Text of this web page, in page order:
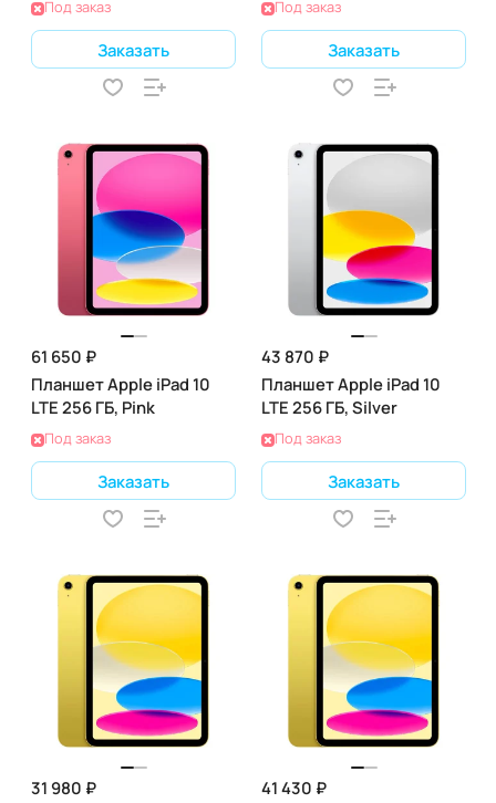
Под заказ
Заказать
Под заказ
Заказать
61 650 ₽
Планшет Apple iPad 10
LTE 256 ГБ, Pink
Под заказ
Заказать
43 870 ₽
Планшет Apple iPad 10
LTE 256 ГБ, Silver
Под заказ
Заказать
31 980 ₽
41 430 ₽